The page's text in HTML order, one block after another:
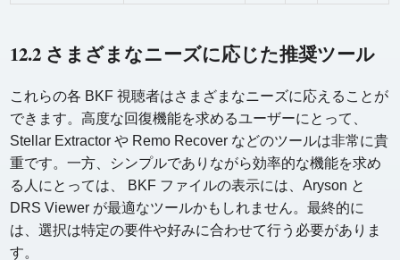
12.2 さまざまなニーズに応じた推奨ツール
これらの各 BKF 視聴者はさまざまなニーズに応えることが
できます。高度な回復機能を求めるユーザーにとって、
Stellar Extractor や Remo Recover などのツールは非常に貴
重です。一方、シンプルでありながら効率的な機能を求め
る人にとっては、 BKF ファイルの表示には、Aryson と
DRS Viewer が最適なツールかもしれません。最終的に
は、選択は特定の要件や好みに合わせて行う必要がありま
す。